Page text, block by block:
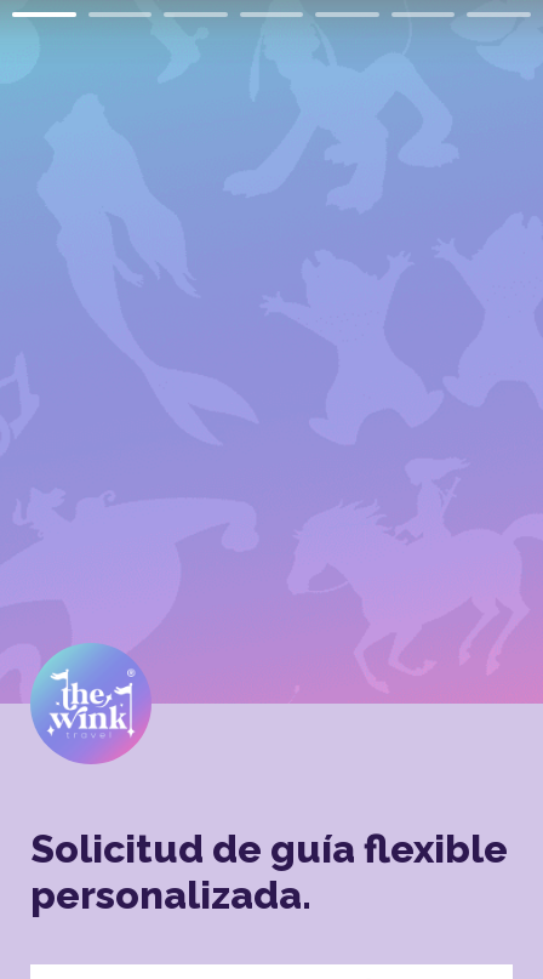
Solicitud de guía flexible
personalizada.